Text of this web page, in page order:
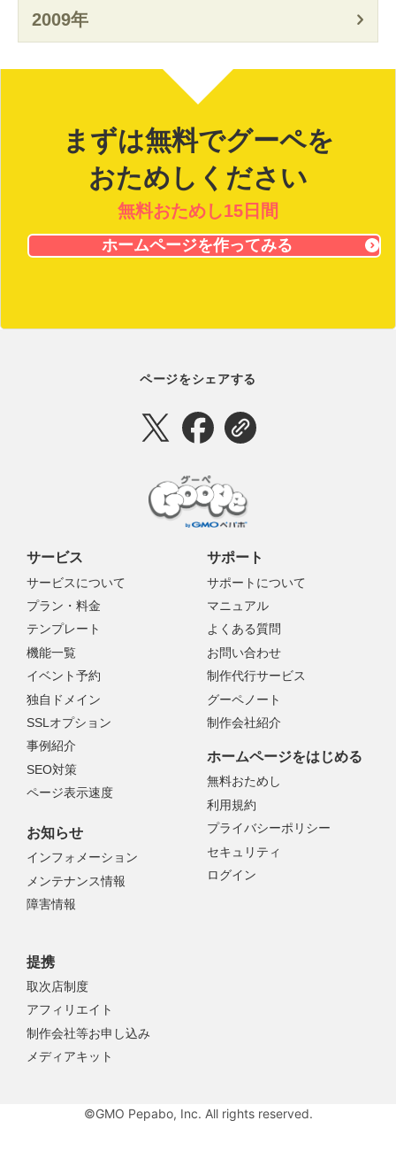
2009年
まずは無料でグーペを
おためしください
無料おためし15日間
ホームページを作ってみる
ページをシェアする
サービス
サービスについて
プラン・料金
テンプレート
機能一覧
イベント予約
独自ドメイン
SSLオプション
事例紹介
SEO対策
ページ表示速度
サポート
サポートについて
マニュアル
よくある質問
お問い合わせ
制作代行サービス
グーペノート
制作会社紹介
お知らせ
インフォメーション
メンテナンス情報
障害情報
提携
取次店制度
アフィリエイト
制作会社等お申し込み
メディアキット
ホームページをはじめる
無料おためし
利用規約
プライバシーポリシー
セキュリティ
ログイン
©GMO Pepabo, Inc. All rights reserved.